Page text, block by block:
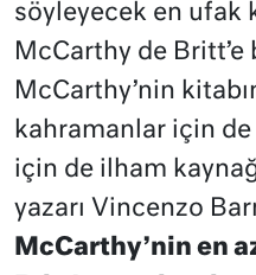
söyleyecek en ufak
McCarthy de Britt’e
McCarthy’nin
kahramanlar için
için de ilham
yazarı Vincenzo
McCarthy’nin en